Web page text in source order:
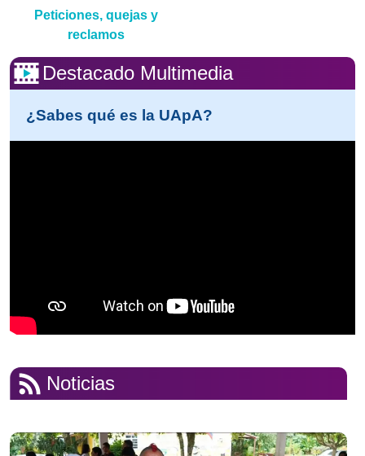
Peticiones, quejas y
reclamos
Destacado Multimedia
¿Sabes qué es la UApA?
Noticias